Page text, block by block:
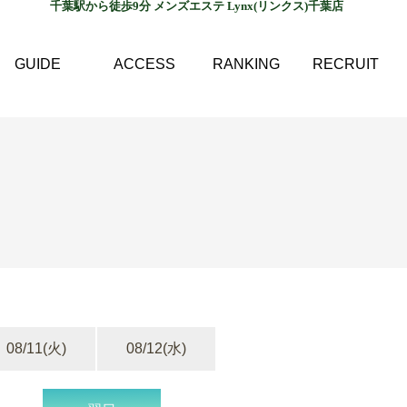
千葉駅から徒歩9分 メンズエステ Lynx(リンクス)千葉店
GUIDE ACCESS RANKING RECRUIT
08/11(火) 08/12(水)